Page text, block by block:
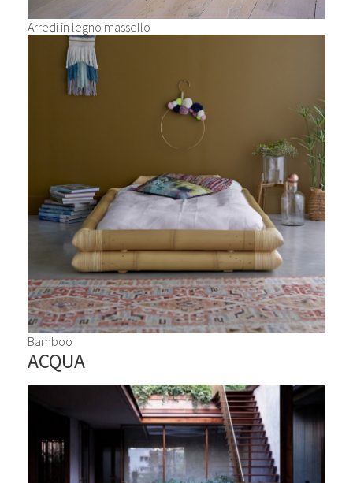
Arredi in legno massello
Bamboo
ACQUA